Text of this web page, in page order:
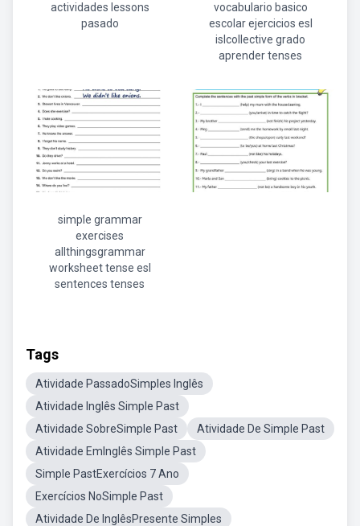
actividades lessons
pasado
vocabulario basico
escolar ejercicios esl
islcollective grado
aprender tenses
simple grammar
exercises
allthingsgrammar
worksheet tense esl
sentences tenses
Tags
Atividade PassadoSimples Inglês
Atividade Inglês Simple Past
Atividade SobreSimple Past
Atividade De Simple Past
Atividade EmInglês Simple Past
Simple PastExercícios 7 Ano
Exercícios NoSimple Past
Atividade De InglêsPresente Simples